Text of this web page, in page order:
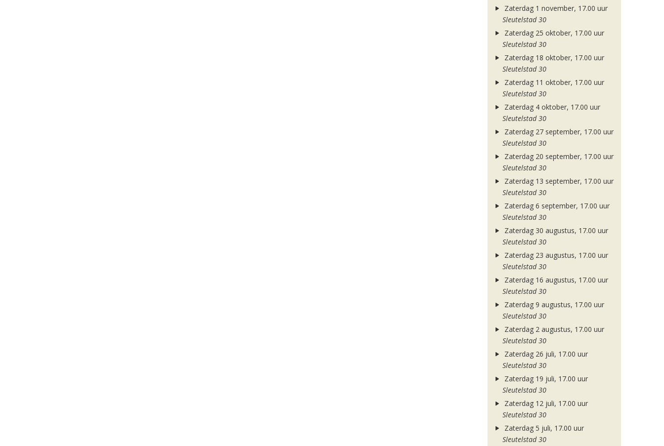
Zaterdag 1 november, 17.00 uur
Sleutelstad 30
Zaterdag 25 oktober, 17.00 uur
Sleutelstad 30
Zaterdag 18 oktober, 17.00 uur
Sleutelstad 30
Zaterdag 11 oktober, 17.00 uur
Sleutelstad 30
Zaterdag 4 oktober, 17.00 uur
Sleutelstad 30
Zaterdag 27 september, 17.00 uur
Sleutelstad 30
Zaterdag 20 september, 17.00 uur
Sleutelstad 30
Zaterdag 13 september, 17.00 uur
Sleutelstad 30
Zaterdag 6 september, 17.00 uur
Sleutelstad 30
Zaterdag 30 augustus, 17.00 uur
Sleutelstad 30
Zaterdag 23 augustus, 17.00 uur
Sleutelstad 30
Zaterdag 16 augustus, 17.00 uur
Sleutelstad 30
Zaterdag 9 augustus, 17.00 uur
Sleutelstad 30
Zaterdag 2 augustus, 17.00 uur
Sleutelstad 30
Zaterdag 26 juli, 17.00 uur
Sleutelstad 30
Zaterdag 19 juli, 17.00 uur
Sleutelstad 30
Zaterdag 12 juli, 17.00 uur
Sleutelstad 30
Zaterdag 5 juli, 17.00 uur
Sleutelstad 30